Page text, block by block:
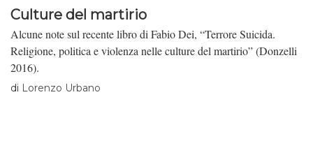
Culture del martirio
Alcune note sul recente libro di Fabio Dei, “Terrore Suicida.
Religione, politica e violenza nelle culture del martirio” (Donzelli
2016).
di Lorenzo Urbano